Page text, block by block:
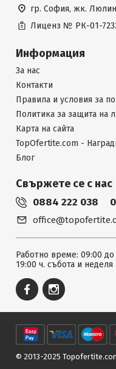
гр. София, жк.
Лиценз № РК-01-
Информация
За нас
Контакти
Правила и условия за
Политика за защита на
Карта на сайта
TopOfertite.com -
Блог
Свържете се с нас
0884 222 038
Работно време: 09:00
19:00 ч. събота и неделя
© 2013-2025